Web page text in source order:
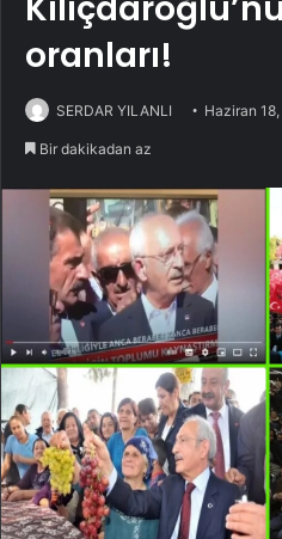
oranları!
SERDAR YILANLI Haziran
Bir dakikadan az